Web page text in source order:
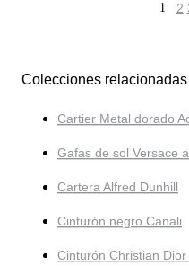
1 2
Colecciones relacionadas
Cartier Metal dorado
Gafas de sol Versace
Cartera Alfred Dunhill
Cinturón negro Canali
Cinturón Christian Dior